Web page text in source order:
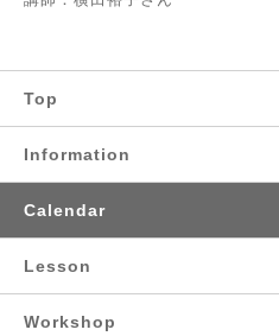
Top
Information
Calendar
Lesson
Workshop